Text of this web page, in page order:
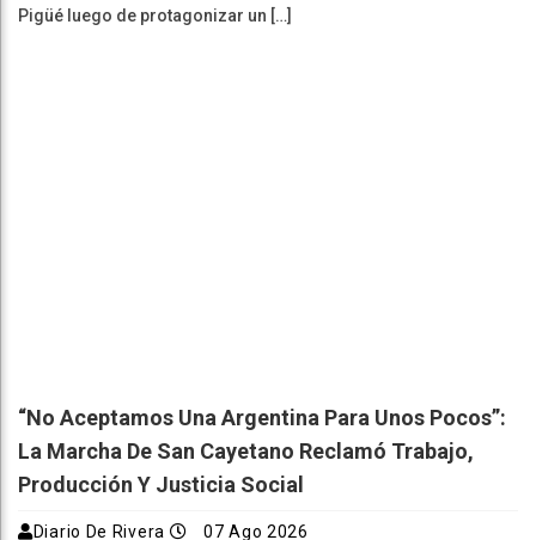
Pigüé luego de protagonizar un […]
“No Aceptamos Una Argentina Para Unos Pocos”:
La Marcha De San Cayetano Reclamó Trabajo,
Producción Y Justicia Social
Diario De Rivera 07 Ago 2026